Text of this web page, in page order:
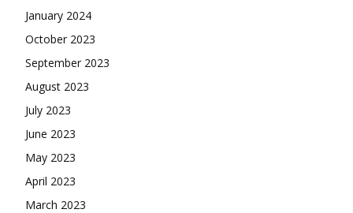
January 2024
October 2023
September 2023
August 2023
July 2023
June 2023
May 2023
April 2023
March 2023